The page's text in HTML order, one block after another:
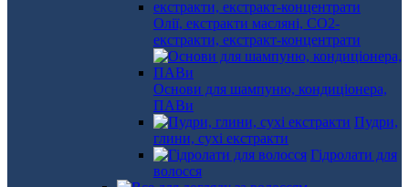
Олії, екстракти масляні, СО2-
екстракти, екстракт-концентрати
Основи для шампуню, кондиціонера,
ПАВи
Пудри,
глини, сухі екстракти
Гідролати для
волосся